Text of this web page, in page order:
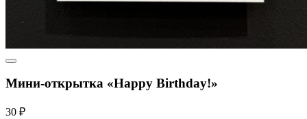
Мини-открытка «Happy Birthday!»
30 ₽